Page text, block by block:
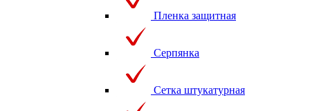
Пленка защитная
Серпянка
Сетка штукатурная